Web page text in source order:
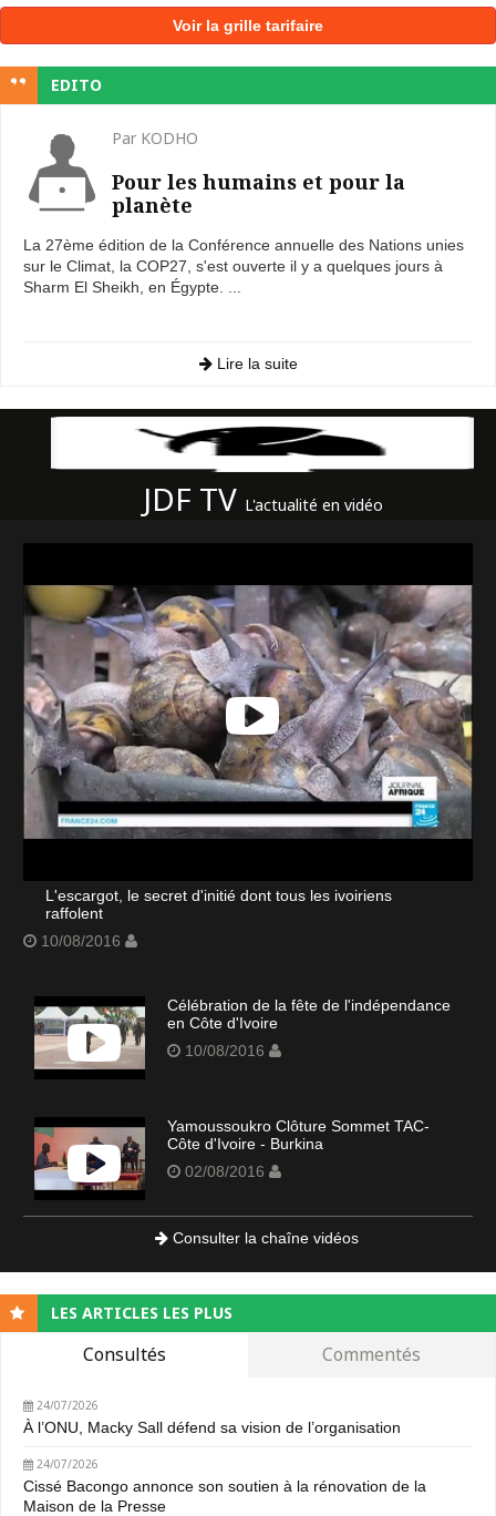
Voir la grille tarifaire
EDITO
Par KODHO
Pour les humains et pour la
planète
La 27ème édition de la Conférence annuelle des Nations unies
sur le Climat, la COP27, s'est ouverte il y a quelques jours à
Sharm El Sheikh, en Égypte. ...
Lire la suite
JDF TV L'actualité en vidéo
L'escargot, le secret d'initié dont tous les ivoiriens
raffolent
10/08/2016
Célébration de la fête de l'indépendance
en Côte d'Ivoire
10/08/2016
Yamoussoukro Clôture Sommet TAC-
Côte d'Ivoire - Burkina
02/08/2016
Consulter la chaîne vidéos
LES ARTICLES LES PLUS
Consultés Commentés
24/07/2026
À l’ONU, Macky Sall défend sa vision de l’organisation
24/07/2026
Cissé Bacongo annonce son soutien à la rénovation de la
Maison de la Presse